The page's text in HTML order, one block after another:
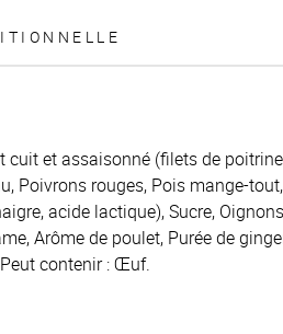
et assaisonné (filets de
Poivrons rouges, Pois mange-
acide lactique), Sucre,
Arôme de poulet, Purée de
contenir : Œuf.